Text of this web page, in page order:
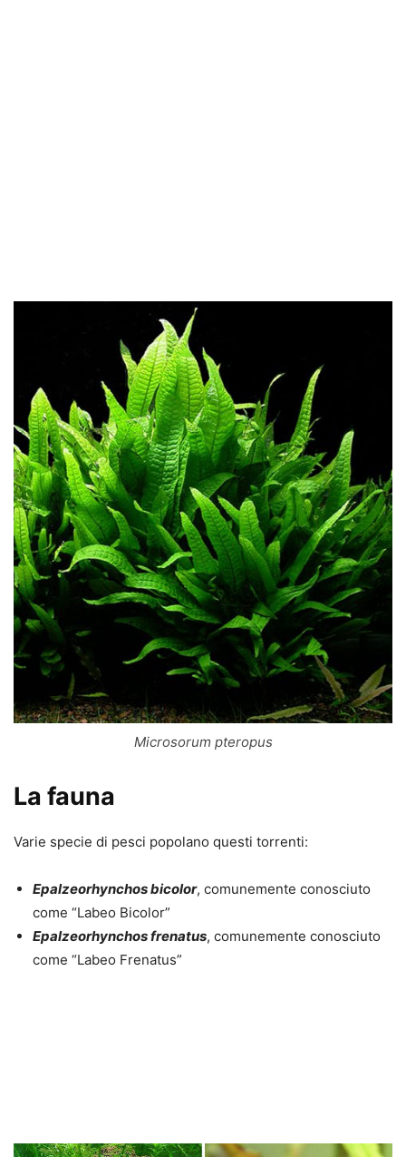
Microsorum pteropus
La fauna
Varie specie di pesci popolano questi torrenti:
Epalzeorhynchos bicolor, comunemente conosciuto
come “Labeo Bicolor”
Epalzeorhynchos frenatus, comunemente conosciuto
come “Labeo Frenatus”